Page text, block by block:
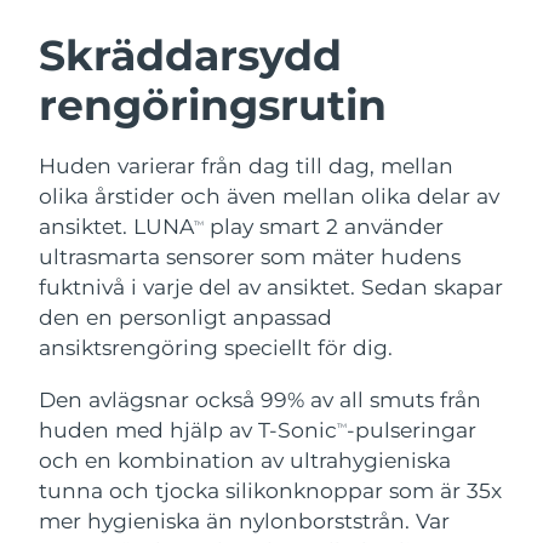
Skräddarsydd
rengöringsrutin
Huden varierar från dag till dag, mellan
olika årstider och även mellan olika delar av
ansiktet. LUNATM
play smart 2 använder
ultrasmarta sensorer som mäter hudens
fuktnivå i varje del av ansiktet. Sedan skapar
den en personligt anpassad
ansiktsrengöring speciellt för dig.
Den avlägsnar också 99% av all smuts från
huden med hjälp av T-SonicTM-pulseringar
och en kombination av ultrahygieniska
tunna och tjocka silikonknoppar som är 35x
mer hygieniska än nylonborststrån. Var
LUNA™ 4-paket
Anti-aging massage
LUNA™ 4 Plus
Massage, LED heating
LUNA™ 4 Men
For men, anti-aging massage
BEAR™ 2-paket
Microcurrent toning
BEAR™ 2 go
Microcurrent toning on-the-go
BEAR™ 2 eyes & lips
Microcurrent line smoothing device
Återfuktning
UFO™ 3-paket
Deep facial hydration
UFO™ 3 LED
Near-infrared and red light therapy
device
Munvård
issa™ 4
Hybrid silicone sonic toothbrush
issa™ 4 plus
Smart hybrid silicone sonic toothbrush
FAQ™ ANTI-AGING-BEHANDLING
Anti-aging LED-behandlingar
NEW
Österrike Förväntad leverans
Bahrain Förväntad leverans
Belgien
Bermuda Förväntad leverans8/17/26
Bosnien och
Hercegovina
Förväntad leverans 8/14/26
Brunei Förväntad leverans
Bulgarien Förväntad leverans8/11/26
Kanada Förväntad leverans8/15/26
Chile Förväntad leverans8/15/26